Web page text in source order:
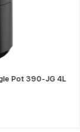
Pot 390-JG 4L